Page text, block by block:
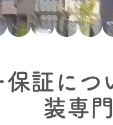
保証に
装専